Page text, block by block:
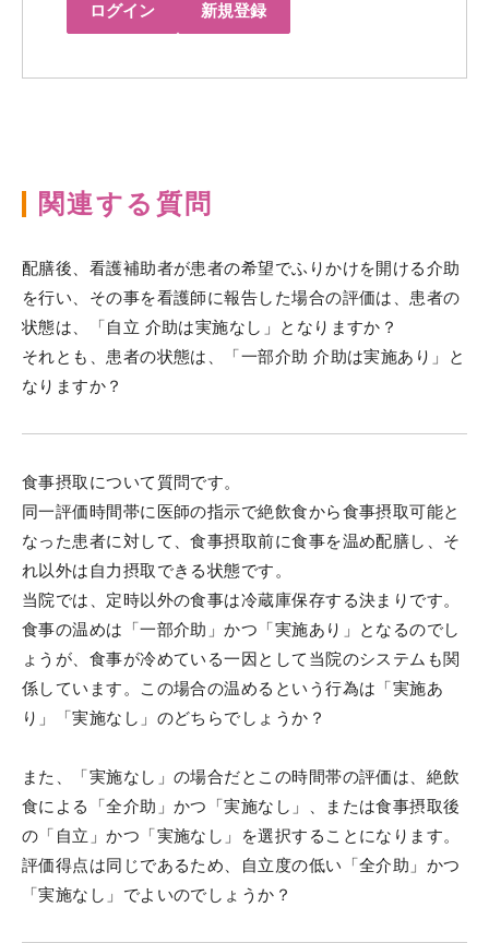
ログイン 新規登録
関連する質問
配膳後、看護補助者が患者の希望でふりかけを開ける介助
を行い、その事を看護師に報告した場合の評価は、患者の
状態は、「自立 介助は実施なし」となりますか？
それとも、患者の状態は、「一部介助 介助は実施あり」と
なりますか？
食事摂取について質問です。
同一評価時間帯に医師の指示で絶飲食から食事摂取可能と
なった患者に対して、食事摂取前に食事を温め配膳し、そ
れ以外は自力摂取できる状態です。
当院では、定時以外の食事は冷蔵庫保存する決まりです。
食事の温めは「一部介助」かつ「実施あり」となるのでし
ょうが、食事が冷めている一因として当院のシステムも関
係しています。この場合の温めるという行為は「実施あ
り」「実施なし」のどちらでしょうか？
また、「実施なし」の場合だとこの時間帯の評価は、絶飲
食による「全介助」かつ「実施なし」、または食事摂取後
の「自立」かつ「実施なし」を選択することになります。
評価得点は同じであるため、自立度の低い「全介助」かつ
「実施なし」でよいのでしょうか？